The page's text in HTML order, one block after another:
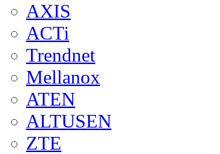
AXIS
ACTi
Trendnet
Mellanox
ATEN
ALTUSEN
ZTE